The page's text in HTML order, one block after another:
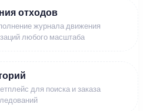
отходов
журнала движения
любого масштаба
для поиска и заказа